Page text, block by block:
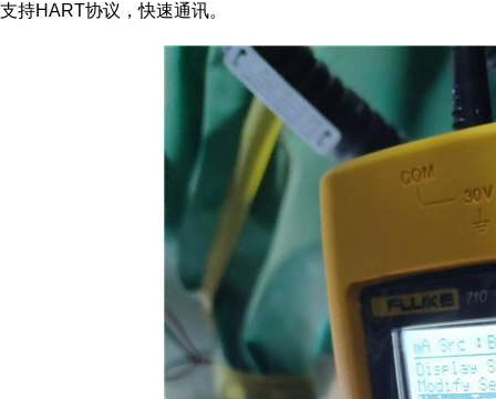
支持HART协议，快速通讯。